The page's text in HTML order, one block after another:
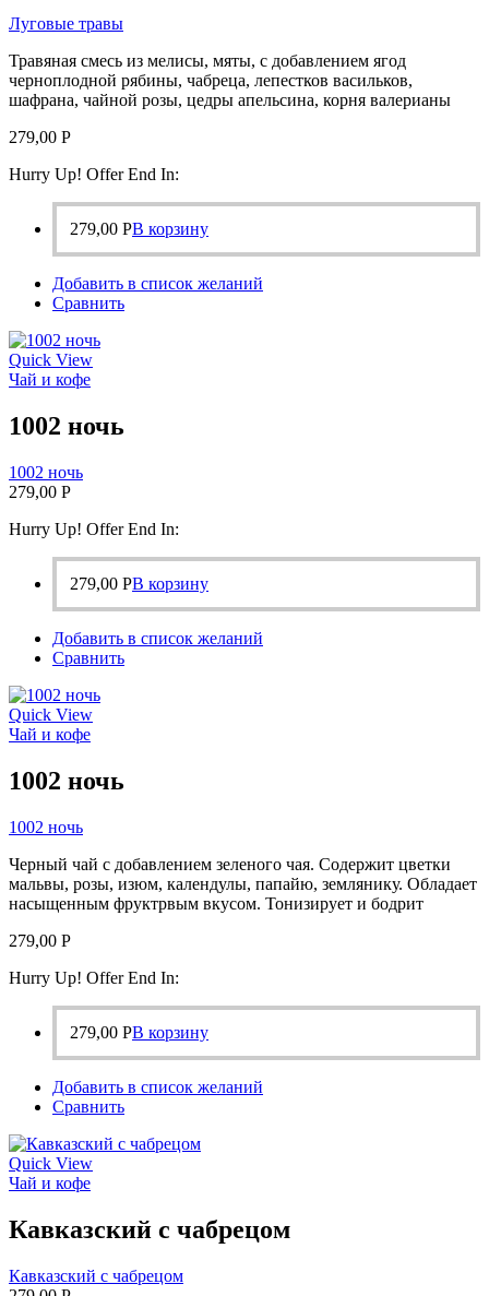
Луговые травы
Травяная смесь из мелисы, мяты, с добавлением ягод
черноплодной рябины, чабреца, лепестков васильков,
шафрана, чайной розы, цедры апельсина, корня валерианы
279,00 Р
Hurry Up! Offer End In:
279,00 РВ корзину
Добавить в список желаний
Сравнить
Quick View
Чай и кофе
1002 ночь
1002 ночь
279,00 Р
Hurry Up! Offer End In:
279,00 РВ корзину
Добавить в список желаний
Сравнить
Quick View
Чай и кофе
1002 ночь
1002 ночь
Черный чай с добавлением зеленого чая. Содержит цветки
мальвы, розы, изюм, календулы, папайю, землянику. Обладает
насыщенным фруктрвым вкусом. Тонизирует и бодрит
279,00 Р
Hurry Up! Offer End In:
279,00 РВ корзину
Добавить в список желаний
Сравнить
Quick View
Чай и кофе
Кавказский с чабрецом
Кавказский с чабрецом